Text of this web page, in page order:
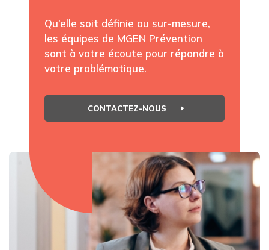
Qu’elle soit définie ou sur-mesure,
les équipes de MGEN Prévention
sont à votre écoute pour répondre à
votre problématique.
CONTACTEZ-NOUS